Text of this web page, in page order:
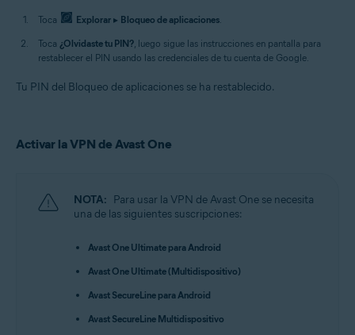
Toca Explorar ▸ Bloqueo de aplicaciones.
Toca ¿Olvidaste tu PIN?, luego sigue las instrucciones en pantalla para
restablecer el PIN usando las credenciales de tu cuenta de Google.
Tu PIN del Bloqueo de aplicaciones se ha restablecido.
Activar la VPN de Avast One
NOTA: Para usar la VPN de Avast One se necesita
una de las siguientes suscripciones:
Avast One Ultimate para Android
Avast One Ultimate (Multidispositivo)
Avast SecureLine para Android
Avast SecureLine Multidispositivo